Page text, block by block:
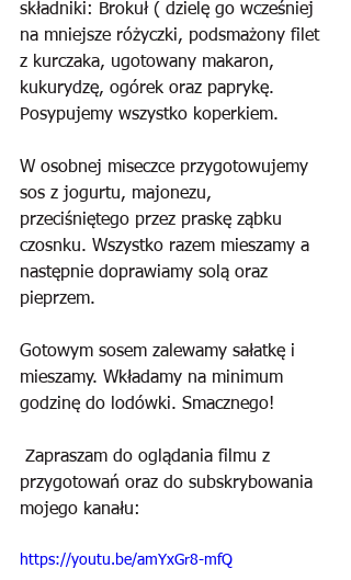
składniki: Brokuł ( dzielę go wcześniej
na mniejsze różyczki, podsmażony filet
z kurczaka, ugotowany makaron,
kukurydzę, ogórek oraz paprykę.
Posypujemy wszystko koperkiem.
W osobnej miseczce przygotowujemy
sos z jogurtu, majonezu,
przeciśniętego przez praskę ząbku
czosnku. Wszystko razem mieszamy a
następnie doprawiamy solą oraz
pieprzem.
Gotowym sosem zalewamy sałatkę i
mieszamy. Wkładamy na minimum
godzinę do lodówki. Smacznego!
przygotowań oraz do subskrybowania
mojego kanału:
https://youtu.be/amYxGr8-mfQ